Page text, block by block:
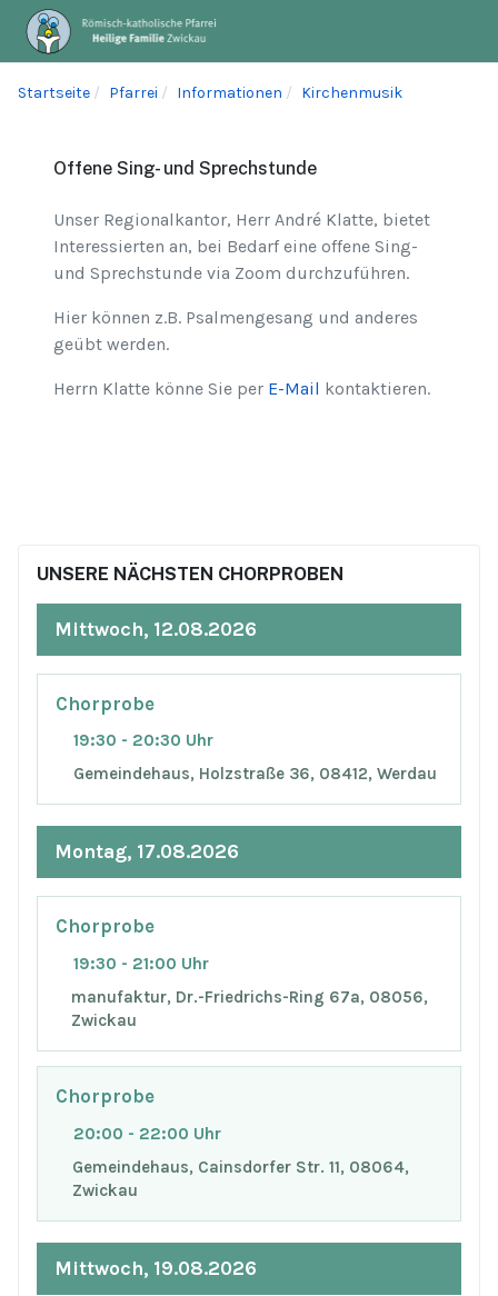
Startseite Pfarrei Informationen Kirchenmusik
Offene Sing- und Sprechstunde
Unser Regionalkantor, Herr André Klatte, bietet
Interessierten an, bei Bedarf eine offene Sing-
und Sprechstunde via Zoom durchzuführen.
Hier können z.B. Psalmengesang und anderes
geübt werden.
Herrn Klatte könne Sie per E-Mail kontaktieren.
UNSERE NÄCHSTEN CHORPROBEN
Mittwoch, 12.08.2026
Chorprobe
19:30 - 20:30 Uhr
Gemeindehaus, Holzstraße 36, 08412, Werdau
Montag, 17.08.2026
Chorprobe
19:30 - 21:00 Uhr
manufaktur, Dr.-Friedrichs-Ring 67a, 08056,
Zwickau
Chorprobe
20:00 - 22:00 Uhr
Gemeindehaus, Cainsdorfer Str. 11, 08064,
Zwickau
Mittwoch, 19.08.2026